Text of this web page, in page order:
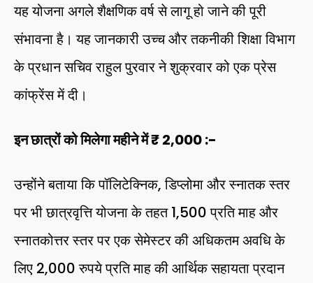
यह योजना अगले शैक्षणिक वर्ष से लागू हो जाने की पूरी
संभावना है। यह जानकारी उच्च और तकनीकी शिक्षा विभाग
के प्रधान सचिव राहुल पुरवार ने शुक्रवार को एक प्रेस
कांफ्रेंस में दी।
इन छात्रों को मिलेगा महीने में ₹ 2,000 :-
उन्होंने बताया कि पॉलिटेक्निक, डिप्लोमा और स्नातक स्तर
पर भी छात्रवृत्ति योजना के तहत ₹1,500 प्रति माह और
स्नातकोत्तर स्तर पर एक सेमेस्टर की अधिकतम अवधि के
लिए 2,000 रुपये प्रति माह की आर्थिक सहायता प्रदान